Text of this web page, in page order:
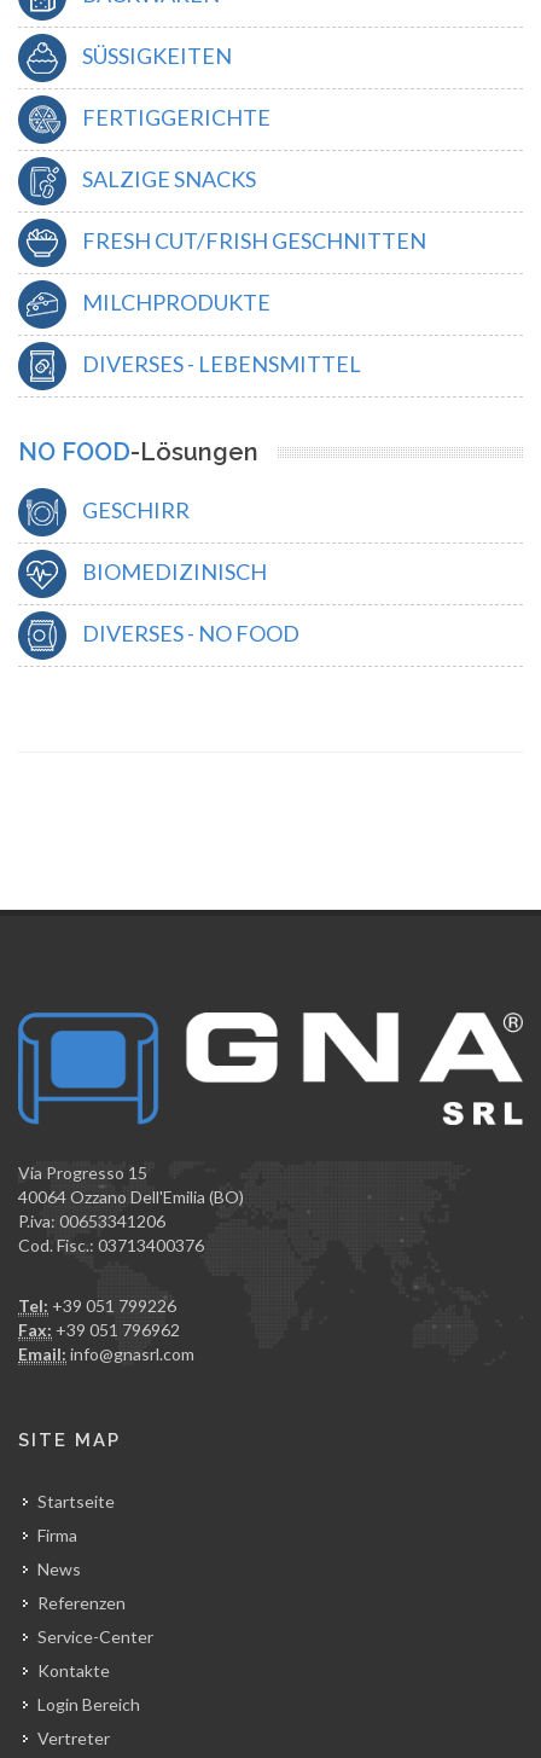
SÜSSIGKEITEN
FERTIGGERICHTE
SALZIGE SNACKS
FRESH CUT/FRISH GESCHNITTEN
MILCHPRODUKTE
DIVERSES - LEBENSMITTEL
NO FOOD-Lösungen
GESCHIRR
BIOMEDIZINISCH
DIVERSES - NO FOOD
Via Progresso 15
40064 Ozzano Dell'Emilia (BO)
P.iva: 00653341206
Cod. Fisc.: 03713400376
Tel: +39 051 799226
Fax: +39 051 796962
Email: info@gnasrl.com
SITE MAP
Startseite
Firma
News
Referenzen
Service-Center
Kontakte
Login Bereich
Vertreter